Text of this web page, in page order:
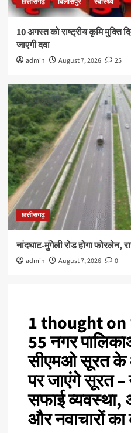
10 अगस्त को राष्ट्रीय कृमि मुक्ति
जाएगी दवा
admin August 7, 2026 25
छत्तीसगढ़
नांदघाट-मुंगेली रोड होगा फोरलेन,
admin August 7, 2026 0
1 thought on
55 नगर
सीएमओ सूरत के
पर जाएंगे सूरत –
सफाई व्यवस्था,
और नवाचारों